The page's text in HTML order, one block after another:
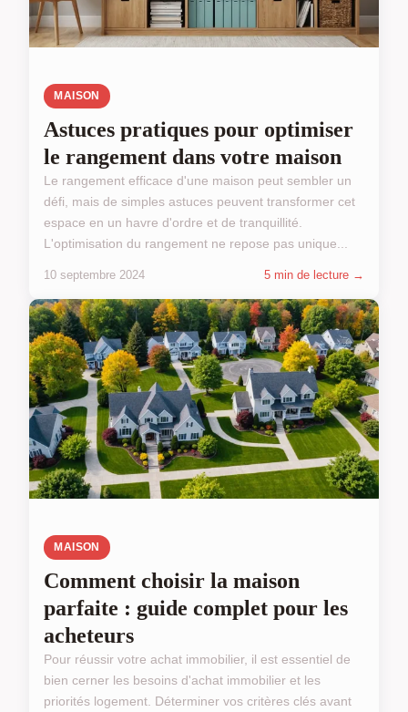
MAISON
Astuces pratiques pour optimiser
le rangement dans votre maison
Le rangement efficace d'une maison peut sembler un
défi, mais de simples astuces peuvent transformer cet
espace en un havre d'ordre et de tranquillité.
L'optimisation du rangement ne repose pas unique...
10 septembre 2024 5 min de lecture →
MAISON
Comment choisir la maison
parfaite : guide complet pour les
acheteurs
Pour réussir votre achat immobilier, il est essentiel de
bien cerner les besoins d'achat immobilier et les
priorités logement. Déterminer vos critères clés avant